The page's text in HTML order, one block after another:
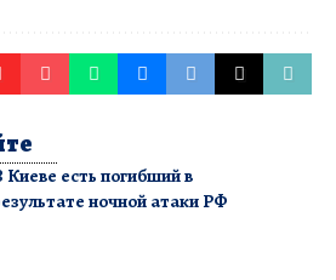
Киеве есть погибший в
ночной атаки РФ